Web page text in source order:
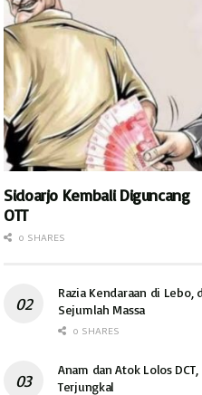
Sidoarjo Kembali Diguncang
OTT
0 SHARES
Razia Kendaraan di Lebo,
Sejumlah Massa
0 SHARES
Anam dan Atok Lolos
Terjungkal